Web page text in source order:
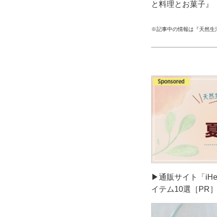
と料理とお菓子』
※記事中の情報は『天然生
▶通販サイト「
イテム10選［PR］